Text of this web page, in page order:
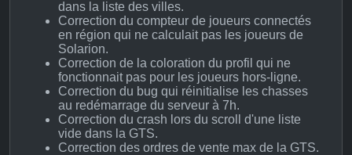
dans la liste des villes.
Correction du compteur de joueurs connectés
en région qui ne calculait pas les joueurs de
Solarion.
Correction de la coloration du profil qui ne
fonctionnait pas pour les joueurs hors-ligne.
Correction du bug qui réinitialise les chasses
au redémarrage du serveur à 7h.
Correction du crash lors du scroll d'une liste
vide dans la GTS.
Correction des ordres de vente max de la GTS.